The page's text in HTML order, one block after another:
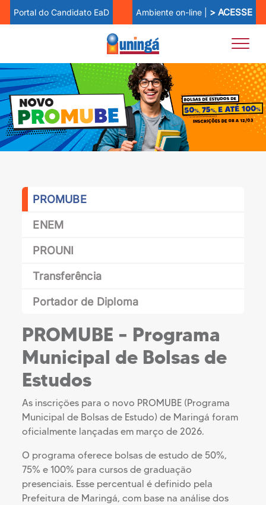
Portal do Candidato EaD Ambiente on-line | > ACESSE
PROMUBE
ENEM
PROUNI
Transferência
Portador de Diploma
PROMUBE – Programa
Municipal de Bolsas de
Estudos
As inscrições para o novo PROMUBE (Programa
Municipal de Bolsas de Estudo) de Maringá foram
oficialmente lançadas em março de 2026.
O programa oferece bolsas de estudo de 50%,
75% e 100% para cursos de graduação
presenciais. Esse percentual é definido pela
Prefeitura de Maringá, com base na análise dos